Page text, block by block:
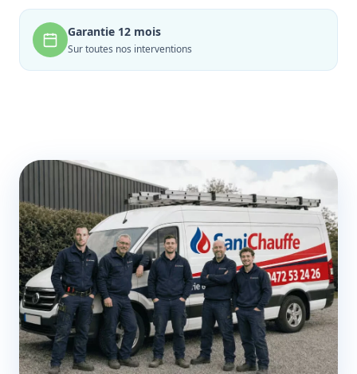
Garantie 12 mois
Sur toutes nos interventions